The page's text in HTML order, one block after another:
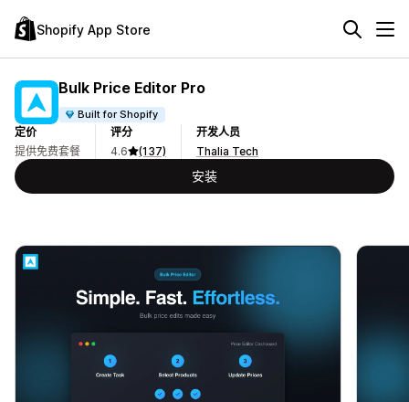
Shopify App Store
Bulk Price Editor Pro
Built for Shopify
定价
提供免费套餐
评分
4.6
(137)
开发人员
Thalia Tech
安装